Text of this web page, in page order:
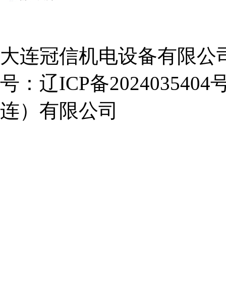
大连冠信机电设备有限公
号： 辽ICP备2024035404
连）有限公司